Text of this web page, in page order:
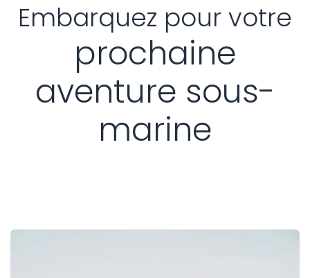
Embarquez pour votre
prochaine
aventure sous-
marine